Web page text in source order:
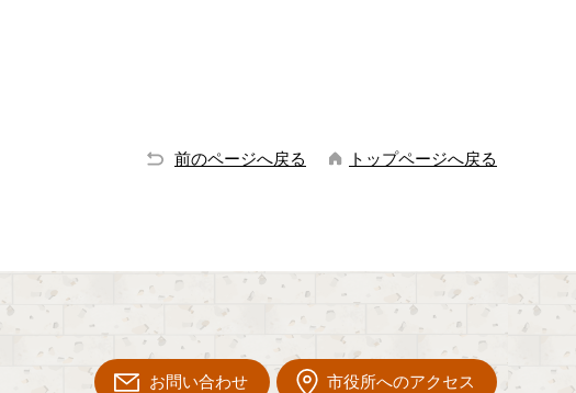
前のページへ戻る トップページへ戻る
お問い合わせ 市役所へのアクセス